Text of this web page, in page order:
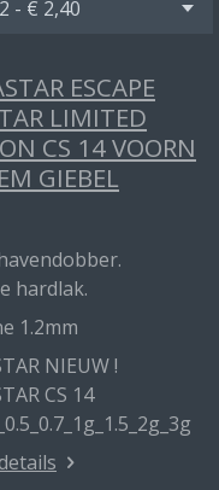
ESCAPE
LIMITED
CS 14 VOORN
GIEBEL
hardlak.
1.2mm
NIEUW !
CS 14